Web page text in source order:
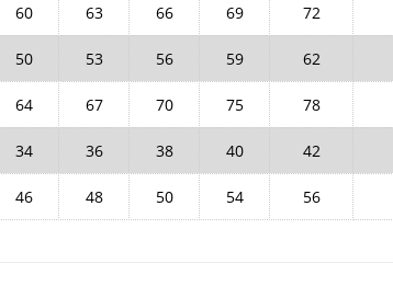
60 63 66 69 72
50 53 56 59 62
64 67 70 75 78
34 36 38 40 42
46 48 50 54 56